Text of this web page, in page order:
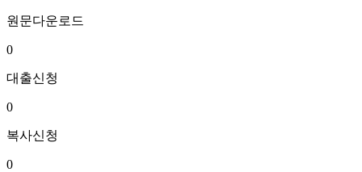
원문다운로드
0
대출신청
0
복사신청
0